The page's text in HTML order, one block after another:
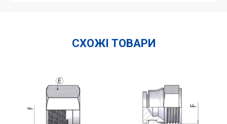
СХОЖІ ТОВАРИ